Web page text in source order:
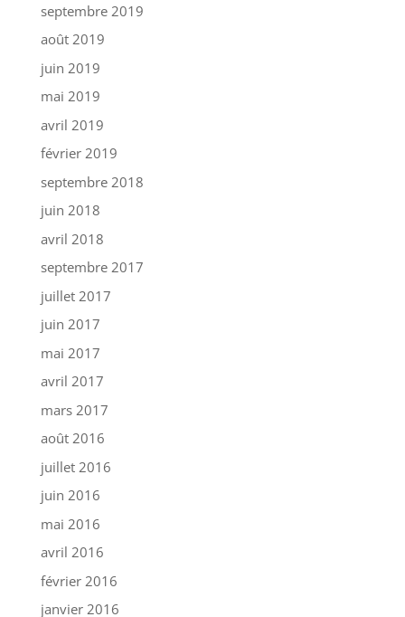
septembre 2019
août 2019
juin 2019
mai 2019
avril 2019
février 2019
septembre 2018
juin 2018
avril 2018
septembre 2017
juillet 2017
juin 2017
mai 2017
avril 2017
mars 2017
août 2016
juillet 2016
juin 2016
mai 2016
avril 2016
février 2016
janvier 2016